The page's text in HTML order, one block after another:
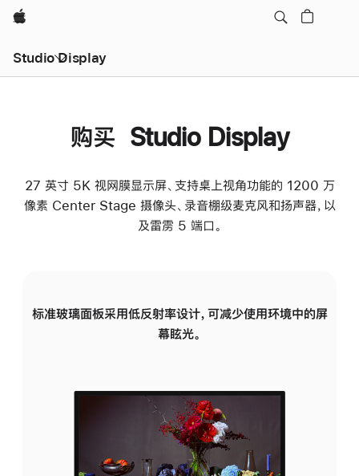
Apple
Studio Display
购买 Studio Display
27 英寸 5K 视网膜显示屏、支持桌上视角功能的 1200 万
像素 Center Stage 摄像头、录音棚级麦克风和扬声器，以
及雷雳 5 端口。
标准玻璃面板采用低反射率设计，可减少使用环境中的屏
幕眩光。